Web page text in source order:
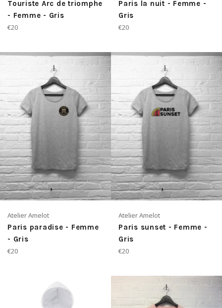
Touriste Arc de triomphe
- Femme - Gris
Prix
€20
Paris la nuit - Femme -
Gris
Prix
€20
Atelier Amelot
Paris paradise - Femme
- Gris
Prix
€20
Atelier Amelot
Paris sunset - Femme -
Gris
Prix
€20